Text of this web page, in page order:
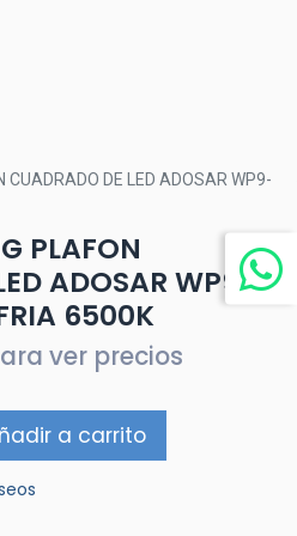
CUADRADO DE LED ADOSAR WP9-
PLAFON
ADOSAR WP9-
6500K
ver precios
a carrito